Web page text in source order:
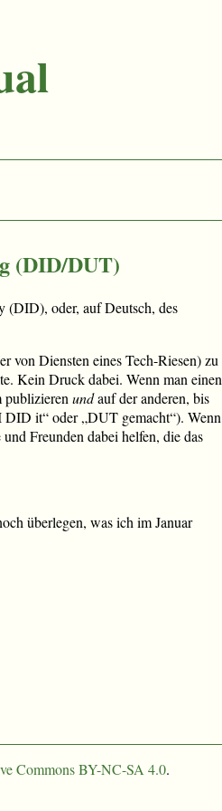
(DID/DUT)
(DID), oder, auf Deutsch, des
von Diensten eines Tech-Riesen) zu
Kein Druck dabei. Wenn man einen
publizieren undauf der anderen, bis
DID it“ oder „DUT gemacht“). Wenn
Freunden dabei helfen, die das
überlegen, was ich im Januar
Commons BY-NC-SA 4.0.